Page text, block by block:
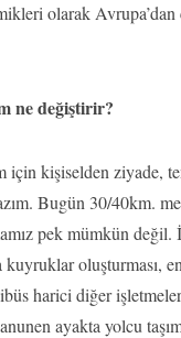
olarak
ne değiştirir?
için kişiselden ziyade,
Bugün 30/40km.
pek mümkün değil.
kuyruklar oluşturması,
harici diğer
ayakta yolcu